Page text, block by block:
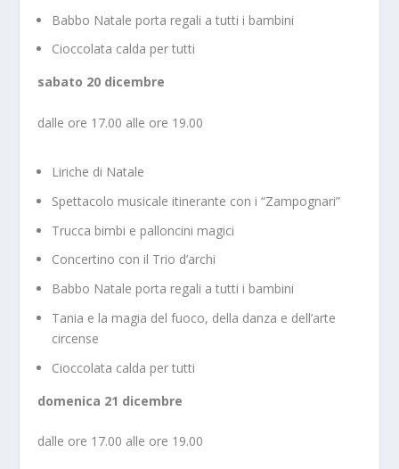
Babbo Natale porta regali a tutti i bambini
Cioccolata calda per tutti
sabato 20 dicembre
dalle ore 17.00 alle ore 19.00
Liriche di Natale
Spettacolo musicale itinerante con i “Zampognari”
Trucca bimbi e palloncini magici
Concertino con il Trio d’archi
Babbo Natale porta regali a tutti i bambini
Tania e la magia del fuoco, della danza e dell’arte
circense
Cioccolata calda per tutti
domenica 21 dicembre
dalle ore 17.00 alle ore 19.00